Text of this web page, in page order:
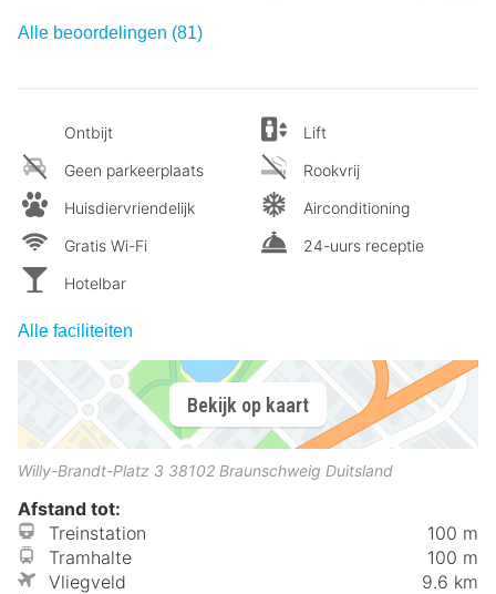
Alle beoordelingen (81)
Ontbijt
Geen parkeerplaats
Huisdiervriendelijk
Gratis Wi-Fi
Hotelbar
Lift
Rookvrij
Airconditioning
24-uurs receptie
Alle faciliteiten
Bekijk op kaart
Willy-Brandt-Platz 3 38102 Braunschweig Duitsland
Afstand tot:
Treinstation
100 m
Tramhalte
100 m
Vliegveld
9.6 km